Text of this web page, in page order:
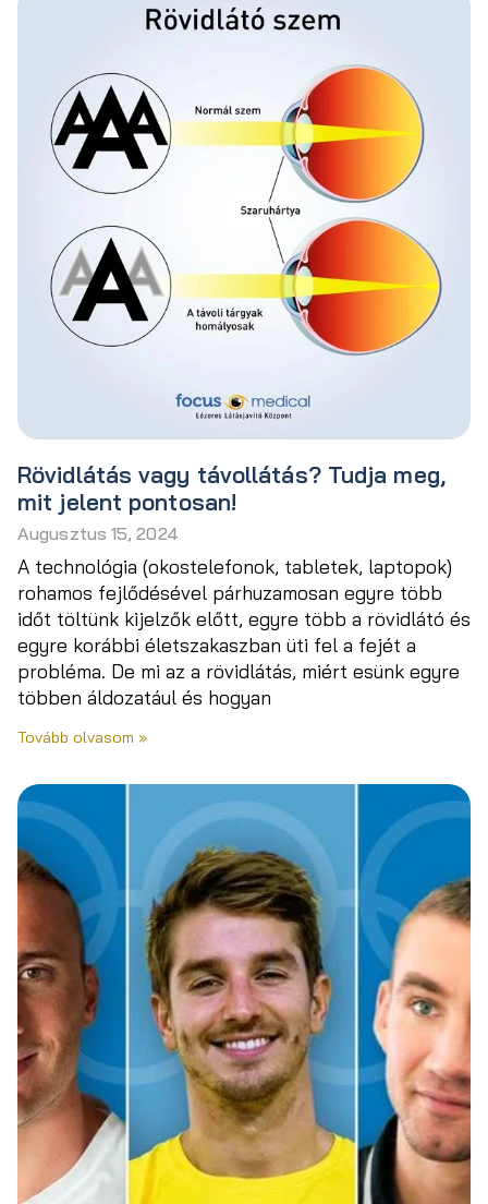
Rövidlátás vagy távollátás? Tudja meg,
mit jelent pontosan!
Augusztus 15, 2024
A technológia (okostelefonok, tabletek, laptopok)
rohamos fejlődésével párhuzamosan egyre több
időt töltünk kijelzők előtt, egyre több a rövidlátó és
egyre korábbi életszakaszban üti fel a fejét a
probléma. De mi az a rövidlátás, miért esünk egyre
többen áldozatául és hogyan
Tovább olvasom »